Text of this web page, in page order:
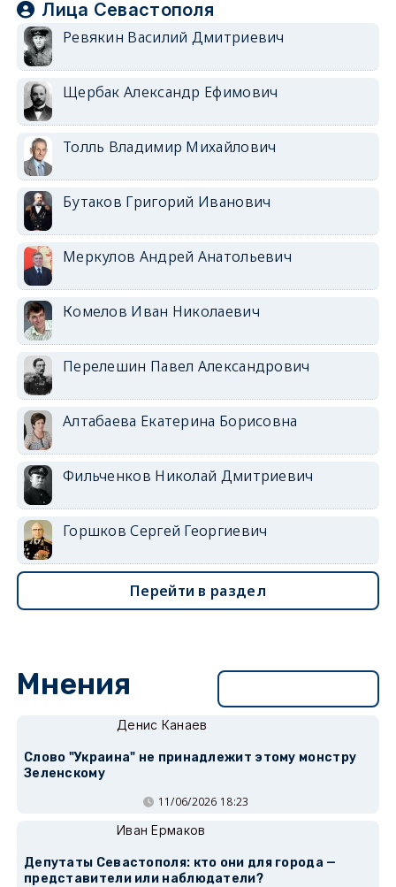
Лица Севастополя
Ревякин Василий Дмитриевич
Щербак Александр Ефимович
Толль Владимир Михайлович
Бутаков Григорий Иванович
Меркулов Андрей Анатольевич
Комелов Иван Николаевич
Перелешин Павел Александрович
Алтабаева Екатерина Борисовна
Фильченков Николай Дмитриевич
Горшков Сергей Георгиевич
Перейти в раздел
Мнения
Денис Канаев
Слово "Украина" не принадлежит этому монстру
Зеленскому
11/06/2026 18:23
Иван Ермаков
Депутаты Севастополя: кто они для города —
представители или наблюдатели?